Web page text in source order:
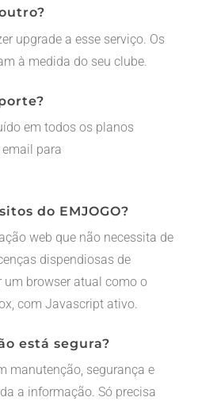
upgrade a esse serviço. Os
à medida do seu clube.
em todos os planos
para
do EMJOGO?
web que não necessita de
dispendiosas de
um browser atual como o
com Javascript ativo.
está segura?
manutenção, segurança e
a informação. Só precisa